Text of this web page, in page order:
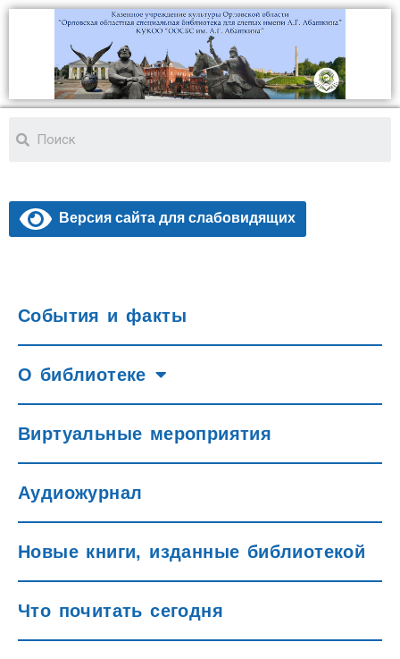
Версия сайта для слабовидящих
События и факты
О библиотеке
Виртуальные мероприятия
Аудиожурнал
Новые книги, изданные библиотекой
Что почитать сегодня